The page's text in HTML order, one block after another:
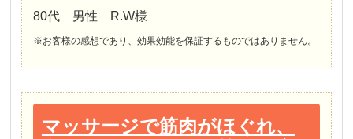
80代 男性 R.W様
※お客様の感想であり、効果効能を保証するものではありません。
マッサージで筋肉がほぐれ、